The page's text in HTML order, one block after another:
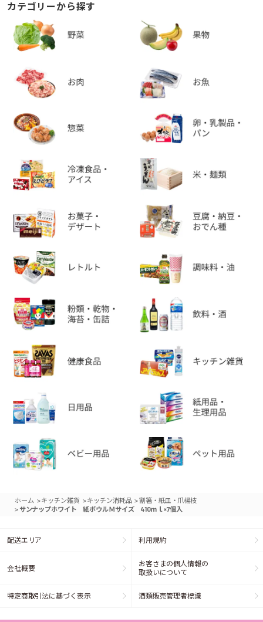
カテゴリーから探す
ホーム >キッチン雑貨 >キッチン消耗品 >割箸・紙皿・爪楊枝
> サンナップホワイト 紙ボウルＭサイズ 410ｍｌ×7個入
配送エリア 利用規約
会社概要
お客さまの個人情報の
取扱いについて
特定商取引法に基づく表示 酒類販売管理者標識